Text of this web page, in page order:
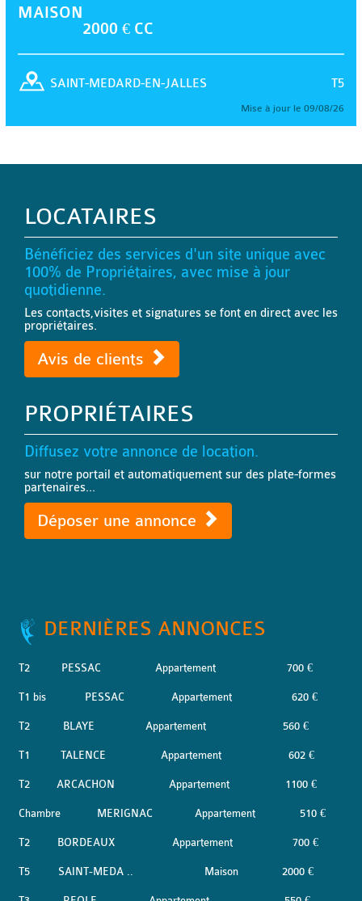
MAISON
2000 € CC
T5
SAINT-MEDARD-EN-JALLES
Mise à jour le 09/08/26
LOCATAIRES
Bénéficiez des services d'un site unique avec
100% de Propriétaires, avec mise à jour
quotidienne.
Les contacts,visites et signatures se font en direct avec les
propriétaires.
Avis de clients
PROPRIÉTAIRES
Diffusez votre annonce de location.
sur notre portail et automatiquement sur des plate-formes
partenaires...
Déposer une annonce
DERNIÈRES ANNONCES
T2 PESSAC Appartement 700 €
T1 bis PESSAC Appartement 620 €
T2 BLAYE Appartement 560 €
T1 TALENCE Appartement 602 €
T2 ARCACHON Appartement 1100 €
Chambre MERIGNAC Appartement 510 €
T2 BORDEAUX Appartement 700 €
T5 SAINT-MEDA .. Maison 2000 €